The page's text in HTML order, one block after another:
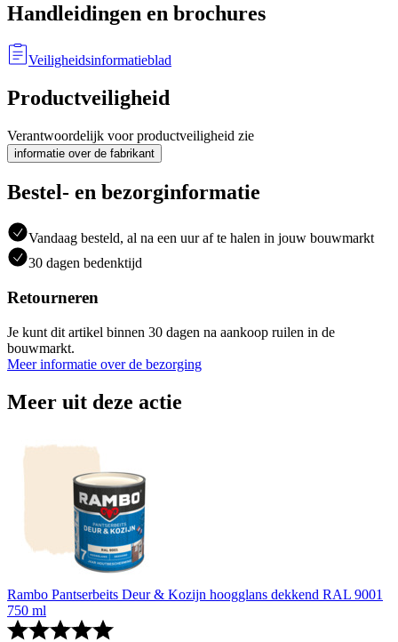
Handleidingen en brochures
Veiligheidsinformatieblad
Productveiligheid
Verantwoordelijk voor productveiligheid zie
informatie over de fabrikant
Bestel- en bezorginformatie
Vandaag besteld, al na een uur af te halen in jouw bouwmarkt
30 dagen bedenktijd
Retourneren
Je kunt dit artikel binnen 30 dagen na aankoop ruilen in de
bouwmarkt.
Meer informatie over de bezorging
Meer uit deze actie
Rambo Pantserbeits Deur & Kozijn hoogglans dekkend RAL 9001
750 ml